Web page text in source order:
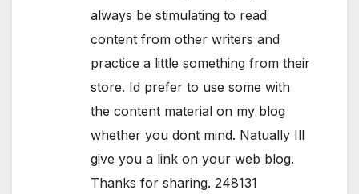
always be stimulating to read
content from other writers and
practice a little something from their
store. Id prefer to use some with
the content material on my blog
whether you dont mind. Natually Ill
give you a link on your web blog.
Thanks for sharing. 248131